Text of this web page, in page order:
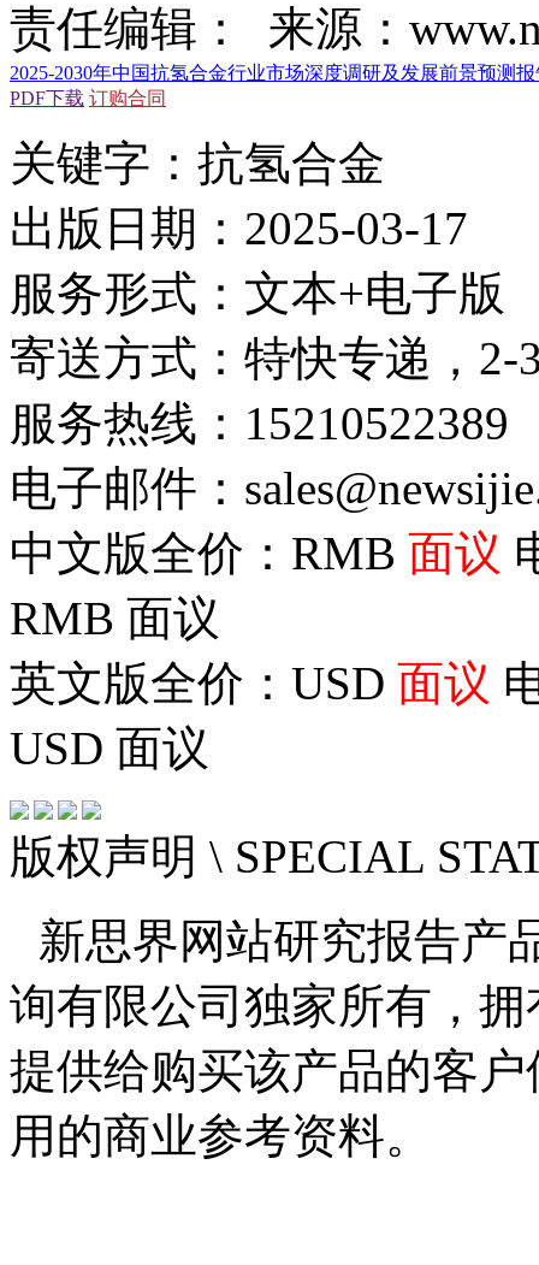
责任编辑： 来源：
2025-2030年中国抗氢合金行业市场深度调研及发展前景预测
PDF下载 订购合同
关键字：抗氢合金
出版日期：2025-03-17
服务形式：文本+电子版
寄送方式：特快专递，2-
服务热线：15210522389
电子邮件：
中文版全价：RMB 面议
RMB 面议
英文版全价：USD 面议
USD 面议
版权声明 \ SPECIAL
新思界网站研究报告产
询有限公司独家所有，
提供给购买该产品的客
用的商业参考资料。